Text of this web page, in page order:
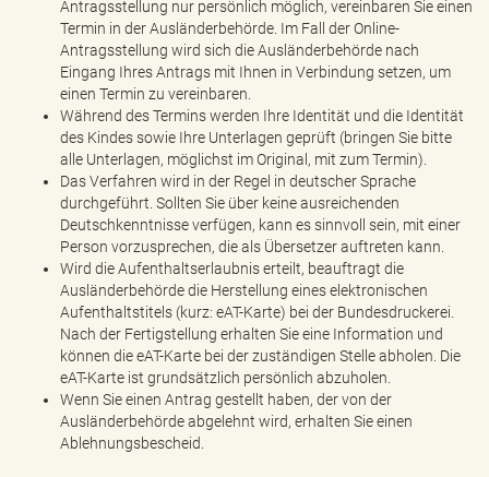
Antragsstellung nur persönlich möglich, vereinbaren Sie einen
Termin in der Ausländerbehörde. Im Fall der Online-
Antragsstellung wird sich die Ausländerbehörde nach
Eingang Ihres Antrags mit Ihnen in Verbindung setzen, um
einen Termin zu vereinbaren.
Während des Termins werden Ihre Identität und die Identität
des Kindes sowie Ihre Unterlagen geprüft (bringen Sie bitte
alle Unterlagen, möglichst im Original, mit zum Termin).
Das Verfahren wird in der Regel in deutscher Sprache
durchgeführt. Sollten Sie über keine ausreichenden
Deutschkenntnisse verfügen, kann es sinnvoll sein, mit einer
Person vorzusprechen, die als Übersetzer auftreten kann.
Wird die Aufenthaltserlaubnis erteilt, beauftragt die
Ausländerbehörde die Herstellung eines elektronischen
Aufenthaltstitels (kurz: eAT-Karte) bei der Bundesdruckerei.
Nach der Fertigstellung erhalten Sie eine Information und
können die eAT-Karte bei der zuständigen Stelle abholen. Die
eAT-Karte ist grundsätzlich persönlich abzuholen.
Wenn Sie einen Antrag gestellt haben, der von der
Ausländerbehörde abgelehnt wird, erhalten Sie einen
Ablehnungsbescheid.